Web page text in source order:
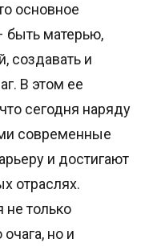
основное
матерью,
создавать и
В этом ее
сегодня наряду
современные
и достигают
отраслях.
только
но и